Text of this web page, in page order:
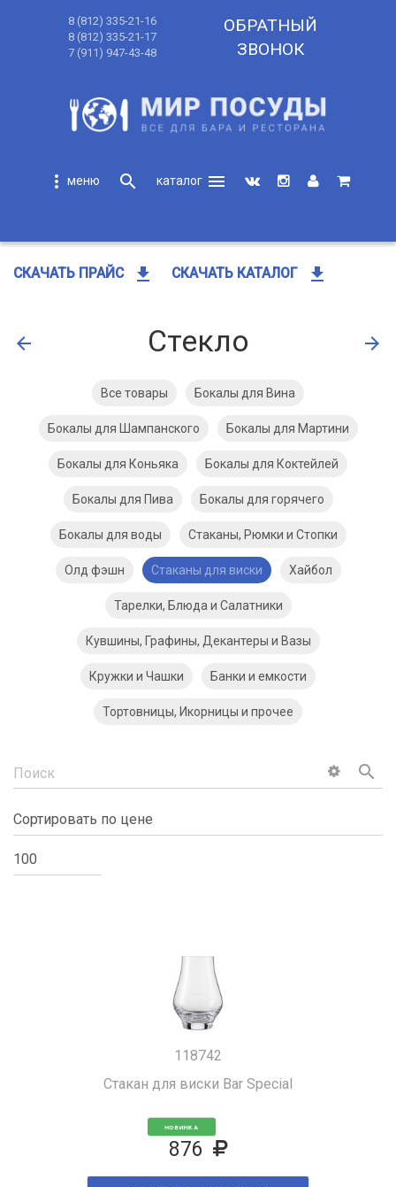
8 (812) 335-21-16
8 (812) 335-21-17
7 (911) 947-43-48
ОБРАТНЫЙ
ЗВОНОК
more_vert search
menu
СКАЧАТЬ ПРАЙС get_app СКАЧАТЬ КАТАЛОГ get_app
arrow_back Стекло arrow_forward
Все товары Бокалы для Вина
Бокалы для Шампанского Бокалы для Мартини
Бокалы для Коньяка Бокалы для Коктейлей
Бокалы для Пива Бокалы для горячего
Бокалы для воды Стаканы, Рюмки и Стопки
Олд фэшн Стаканы для виски Хайбол
Тарелки, Блюда и Салатники
Кувшины, Графины, Декантеры и Вазы
Кружки и Чашки Банки и емкости
Тортовницы, Икорницы и прочее
search
118742
Стакан для виски Bar Special
НОВИНКА
876